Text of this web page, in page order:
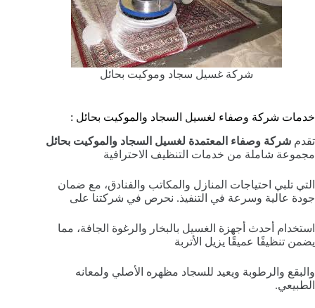
شركة غسيل سجاد وموكيت بحائل
خدمات شركة وصفاء لغسيل السجاد والموكيت بحائل :
تقدم شركة وصفاء المعتمدة لغسيل السجاد والموكيت بحائل
مجموعة شاملة من خدمات التنظيف الاحترافية
التي تلبي احتياجات المنازل والمكاتب والفنادق، مع ضمان
جودة عالية وسرعة في التنفيذ. نحرص في شركتنا على
استخدام أحدث أجهزة الغسيل بالبخار والرغوة الجافة، مما
يضمن تنظيفًا عميقًا يزيل الأتربة
والبقع والرطوبة ويعيد للسجاد مظهره الأصلي ولمعانه
الطبيعي.